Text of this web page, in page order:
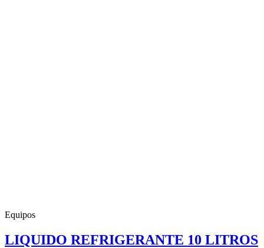
Equipos
LIQUIDO REFRIGERANTE 10 LITROS